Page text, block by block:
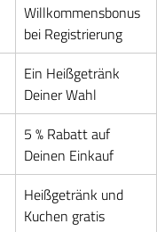
Willkommensbonus
bei Registrierung
Ein Heißgetränk
Deiner Wahl
5 % Rabatt auf
Deinen Einkauf
Heißgetränk und
Kuchen gratis